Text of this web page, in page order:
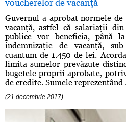
voucherelor de vacanţă
Guvernul a aprobat normele
vacanţă, astfel că salariaţii
publice vor beneficia, până
indemnizaţie de vacanţă,
cuantum de 1.450 de lei.
limita sumelor prevăzute
bugetele proprii aprobate,
de credite. Sumele reprezentând
(21 decembrie 2017)